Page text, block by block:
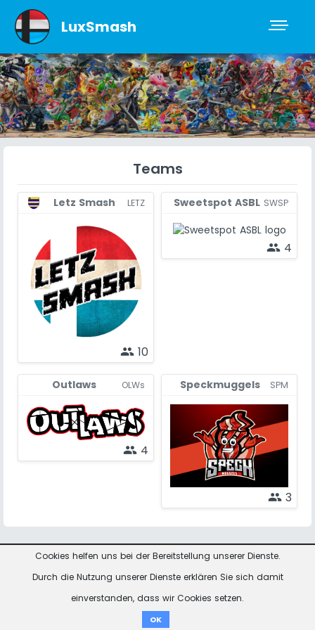
LuxSmash
Teams
Letz Smash LETZ
people 10
Sweetspot ASBL SWSP
people 4
Outlaws OLWs
people 4
Speckmuggels SPM
people 3
Fragen
Spenden
Cookies helfen uns bei der Bereitstellung unserer Dienste.
Durch die Nutzung unserer Dienste erklären Sie sich damit
einverstanden, dass wir Cookies setzen.
OK